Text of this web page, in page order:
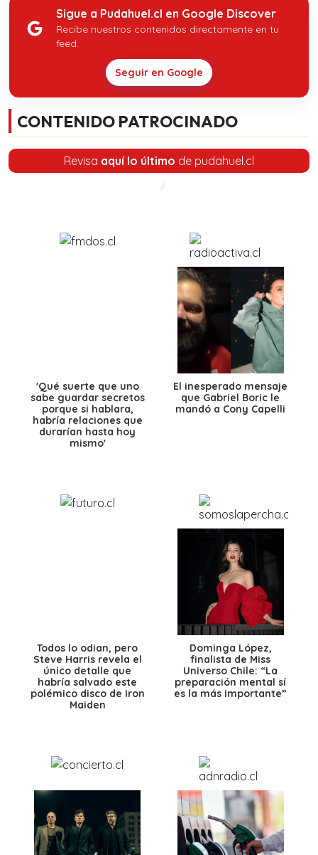
Sigue a Pudahuel.cl en Google Discover
Recibe nuestros contenidos directamente en tu
feed.
Seguir en Google
CONTENIDO PATROCINADO
Revisa aquí lo último de pudahuel.cl
'Qué suerte que uno
sabe guardar secretos
porque si hablara,
habría relaciones que
durarían hasta hoy
mismo'
El inesperado mensaje
que Gabriel Boric le
mandó a Cony Capelli
Todos lo odian, pero
Steve Harris revela el
único detalle que
habría salvado este
polémico disco de Iron
Maiden
Dominga López,
finalista de Miss
Universo Chile: “La
preparación mental sí
es la más importante”